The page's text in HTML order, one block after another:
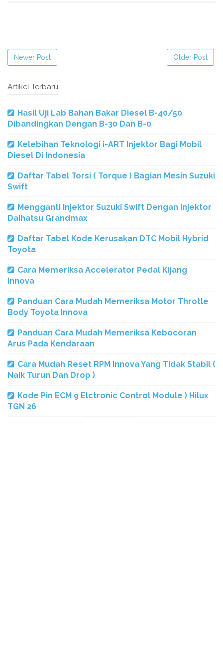
Newer Post Older Post
Artikel Terbaru
Hasil Uji Lab Bahan Bakar Diesel B-40/50
Dibandingkan Dengan B-30 Dan B-0
Kelebihan Teknologi i-ART Injektor Bagi Mobil
Diesel Di Indonesia
Daftar Tabel Torsi ( Torque ) Bagian Mesin Suzuki
Swift
Mengganti Injektor Suzuki Swift Dengan Injektor
Daihatsu Grandmax
Daftar Tabel Kode Kerusakan DTC Mobil Hybrid
Toyota
Cara Memeriksa Accelerator Pedal Kijang
Innova
Panduan Cara Mudah Memeriksa Motor Throtle
Body Toyota Innova
Panduan Cara Mudah Memeriksa Kebocoran
Arus Pada Kendaraan
Cara Mudah Reset RPM Innova Yang Tidak Stabil (
Naik Turun Dan Drop )
Kode Pin ECM 9 Elctronic Control Module ) Hilux
TGN 26